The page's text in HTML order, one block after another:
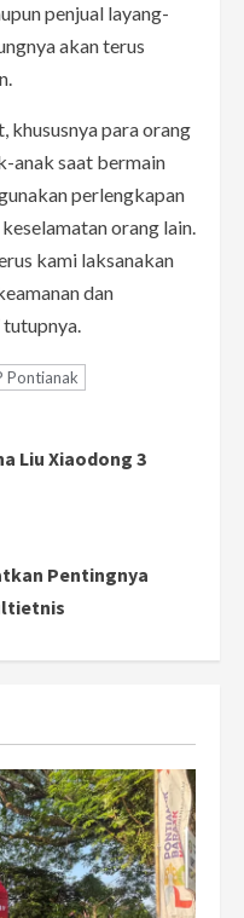
penjual layang-
akan terus
khususnya para orang
anak saat bermain
perlengkapan
orang lain.
kami laksanakan
dan
Pontianak
Liu Xiaodong 3
Pentingnya